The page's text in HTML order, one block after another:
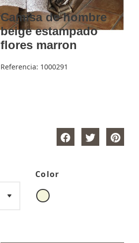
Camisa de hombre
beige estampado
flores marron
Referencia: 1000291
Color